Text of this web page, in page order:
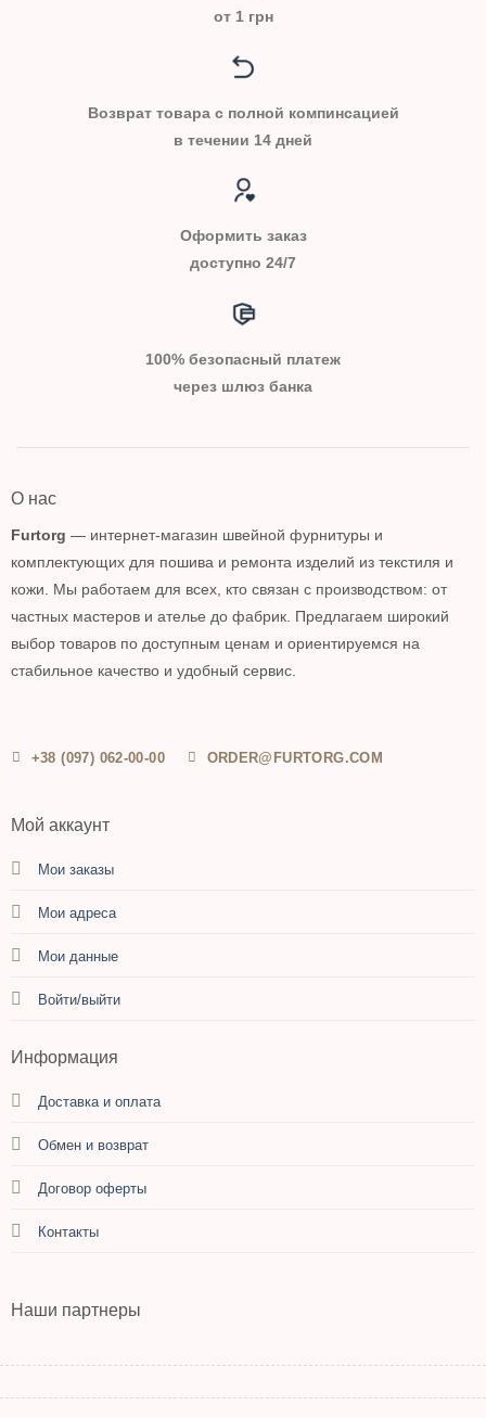
от 1 грн
Возврат товара с полной компинсацией
в течении 14 дней
Оформить заказ
доступно 24/7
100% безопасный платеж
через шлюз банка
О нас
Furtorg — интернет-магазин швейной фурнитуры и
комплектующих для пошива и ремонта изделий из текстиля и
кожи. Мы работаем для всех, кто связан с производством: от
частных мастеров и ателье до фабрик. Предлагаем широкий
выбор товаров по доступным ценам и ориентируемся на
стабильное качество и удобный сервис.
+38 (097) 062-00-00 ORDER@FURTORG.COM
Мой аккаунт
Мои заказы
Мои адреса
Мои данные
Войти/выйти
Информация
Доставка и оплата
Обмен и возврат
Договор оферты
Контакты
Наши партнеры